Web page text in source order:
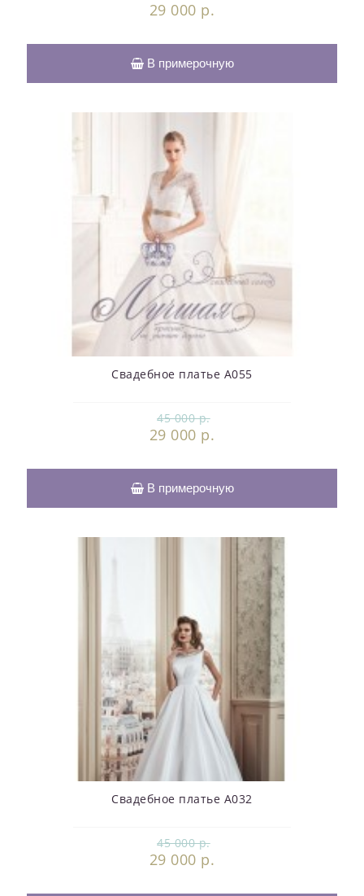
29 000 р.
В примерочную
Свадебное платье А055
45 000 р.
29 000 р.
В примерочную
Свадебное платье А032
45 000 р.
29 000 р.